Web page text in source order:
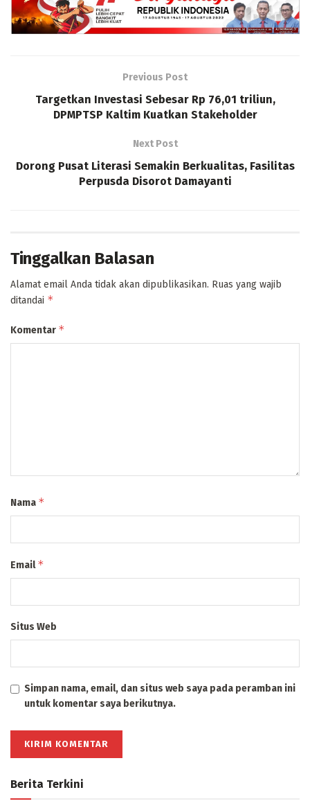
Previous Post
Targetkan Investasi Sebesar Rp 76,01 triliun,
DPMPTSP Kaltim Kuatkan Stakeholder
Next Post
Dorong Pusat Literasi Semakin Berkualitas, Fasilitas
Perpusda Disorot Damayanti
Tinggalkan Balasan
Alamat email Anda tidak akan dipublikasikan. Ruas yang wajib
ditandai *
Komentar *
Nama *
Email*
Situs Web
Simpan nama, email, dan situs web saya pada peramban ini
untuk komentar saya berikutnya.
Berita Terkini